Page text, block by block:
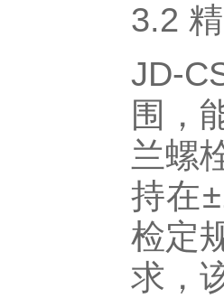
3.2
JD-
围，
兰螺
持在
检定
求，